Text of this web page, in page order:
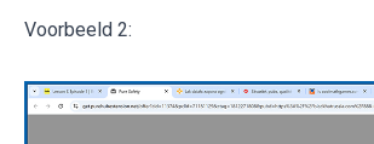
Voorbeeld 2: